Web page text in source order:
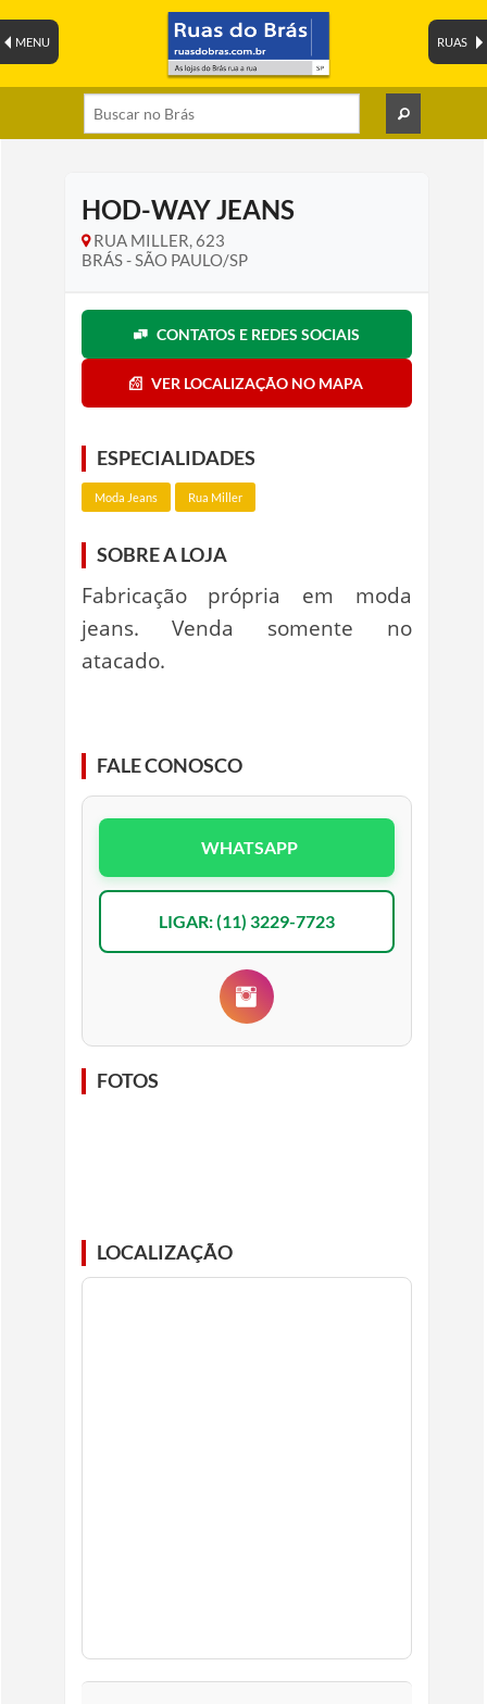
RUAS
MENU
HOD-WAY JEANS
RUA MILLER, 623
BRÁS - SÃO PAULO/SP
CONTATOS E REDES SOCIAIS
VER LOCALIZAÇÃO NO MAPA
ESPECIALIDADES
Moda Jeans Rua Miller
SOBRE A LOJA
Fabricação própria em moda
jeans. Venda somente no
atacado.
FALE CONOSCO
WHATSAPP
LIGAR: (11) 3229-7723
FOTOS
LOCALIZAÇÃO